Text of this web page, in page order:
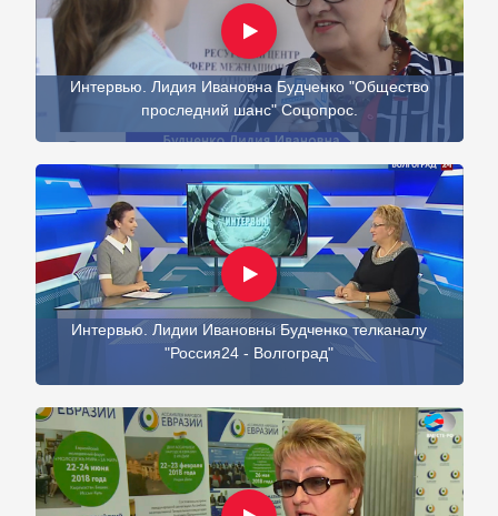
Интервью. Лидия Ивановна Будченко "Общество
проследний шанс" Соцопрос.
Интервью. Лидии Ивановны Будченко телканалу
"Россия24 - Волгоград"